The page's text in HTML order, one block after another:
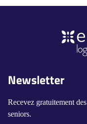
Newsletter
Recevez gratuitement
seniors.